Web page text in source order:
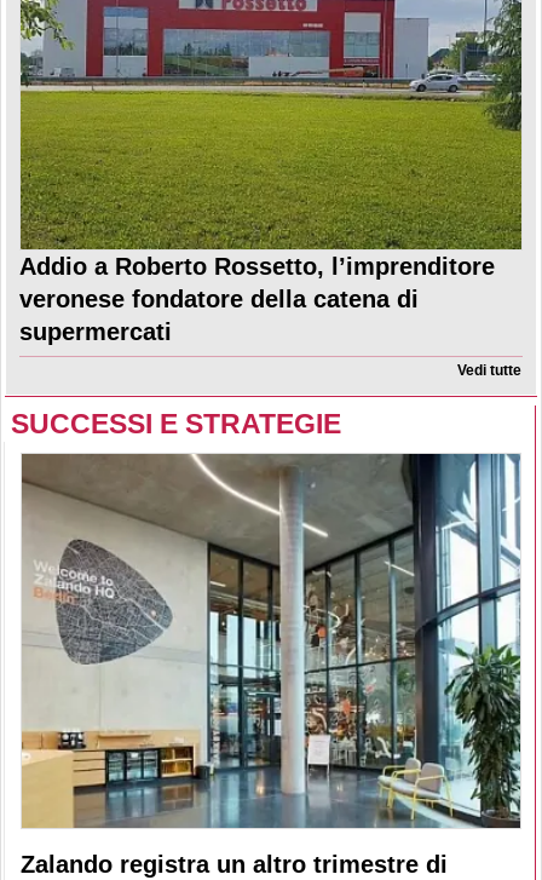
Addio a Roberto Rossetto, l’imprenditore
veronese fondatore della catena di
supermercati
Vedi tutte
SUCCESSI E STRATEGIE
Zalando registra un altro trimestre di